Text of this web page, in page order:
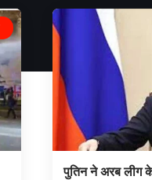
पुतिन ने अरब लीग